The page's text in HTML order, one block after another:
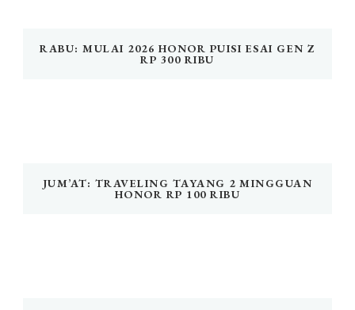
RABU: MULAI 2026 HONOR PUISI ESAI GEN Z
RP 300 RIBU
JUM’AT: TRAVELING TAYANG 2 MINGGUAN
HONOR RP 100 RIBU